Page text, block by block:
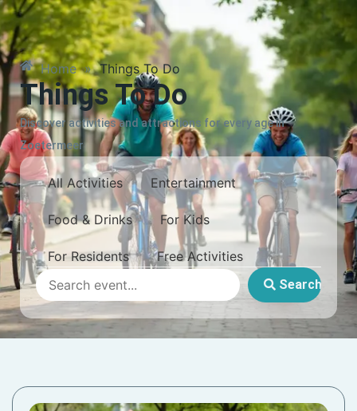
Home » Things To Do
Things To Do
Discover activities and attractions for every age in
Zoetermeer
All Activities Entertainment
Food & Drinks For Kids
For Residents Free Activities
Search